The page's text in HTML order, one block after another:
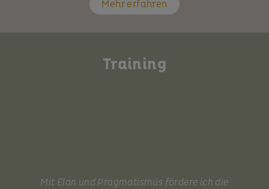
Mehr erfahren
Training
Mit Elan und Pragmatismus fördere ich die